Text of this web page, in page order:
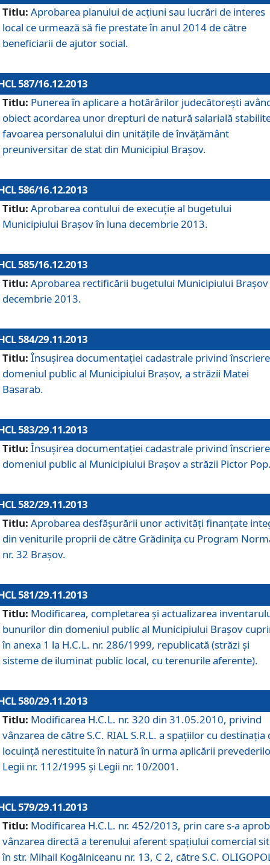
Titlu: Aprobarea planului de acţiuni sau lucrări de interes
local ce urmează să fie prestate în anul 2014 de către
beneficiarii de ajutor social.
587/16.12.2013
Titlu: Punerea în aplicare a hotărârilor judecătoreşti
obiect acordarea unor drepturi de natură salarială
favoarea personalului din unităţile de învăţământ
preuniversitar de stat din Municipiul Braşov.
586/16.12.2013
Titlu: Aprobarea contului de execuţie al bugetului
Municipiului Braşov în luna decembrie 2013.
585/16.12.2013
Titlu: Aprobarea rectificării bugetului Municipiului Braşov
decembrie 2013.
584/29.11.2013
Titlu: Însuşirea documentaţiei cadastrale privind
domeniul public al Municipiului Braşov, a străzii Matei
Basarab.
583/29.11.2013
Titlu: Însuşirea documentaţiei cadastrale privind
domeniul public al Municipiului Braşov a străzii Pictor
582/29.11.2013
Titlu: Aprobarea desfăşurării unor activităţi finanţate
din veniturile proprii de către Grădiniţa cu Program
nr. 32 Braşov.
581/29.11.2013
Titlu: Modificarea, completarea şi actualizarea
bunurilor din domeniul public al Municipiului Braşov
în anexa 1 la H.C.L. nr. 286/1999, republicată (străzi şi
sisteme de iluminat public local, cu terenurile aferente).
580/29.11.2013
Titlu: Modificarea H.C.L. nr. 320 din 31.05.2010, privind
vânzarea de către S.C. RIAL S.R.L. a spaţiilor cu destinaţia
locuinţă nerestituite în natură în urma aplicării
Legii nr. 112/1995 şi Legii nr. 10/2001.
579/29.11.2013
Titlu: Modificarea H.C.L. nr. 452/2013, prin care s-a
vânzarea directă a terenului aferent spaţiului comercial
în str. Mihail Kogălniceanu nr. 13, C 2, către S.C.